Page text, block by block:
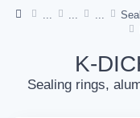
K-
Sealing rings,